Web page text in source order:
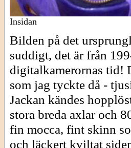
Insidan
Bilden på det
suddigt, det är från
digitalkamerornas tid!
som jag tyckte då -
Jackan kändes
stora breda axlar och
fin mocca, fint skinn
och läckert kviltat